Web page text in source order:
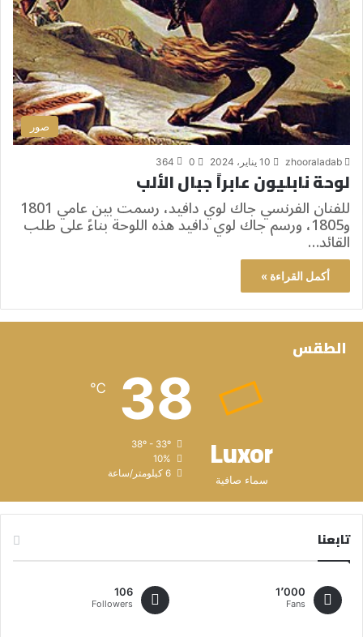
صور
zhooraladab 10 يناير، 2024 0
364
لوحة نابليون عابراً جبال الألب
للفنان الفرنسي جاك لوي دافيد، رسمت بين عامي 1801
و1805، ورسم جاك لوي دافيد هذه اللوحة بناءً على طلب
القائد…
أكمل القراءة »
الطقس
Luxor
سماء صافية
38
℃
10%
6 كيلومتر/ساعة
تابعنا
1٬000
Fans
106
Followers